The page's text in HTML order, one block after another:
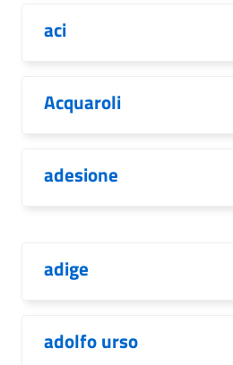
aci
Acquaroli
adesione
adige
adolfo urso